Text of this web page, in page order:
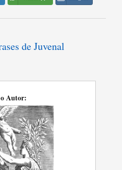
de Juvenal
Autor: